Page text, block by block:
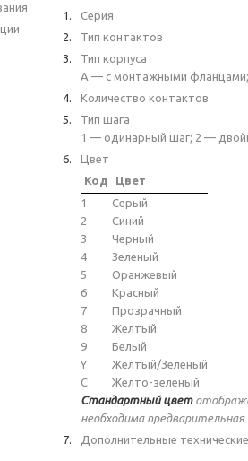
Серия
Тип контактов
Тип корпуса
A — с монтажными
Количество контактов
Тип шага
1 — одинарный шаг; 2 —
Цвет
Код
Цвет
1
Серый
2
Синий
3
Черный
4
Зеленый
5
Оранжевый
6
Красный
7
Прозрачный
8
Желтый
9
Белый
Y
Желтый/Зеленый
C
Желто-зеленый
Стандартный цвет
необходима
Дополнительные